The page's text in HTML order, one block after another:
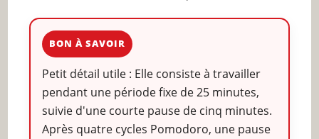
BON À SAVOIR
Petit détail utile : Elle consiste à travailler
pendant une période fixe de 25 minutes,
suivie d'une courte pause de cinq minutes.
Après quatre cycles Pomodoro, une pause